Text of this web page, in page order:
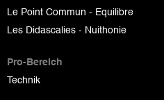
Le Point Commun - Equilibre
Les Didascalies - Nuithonie
Pro-Bereich
Technik